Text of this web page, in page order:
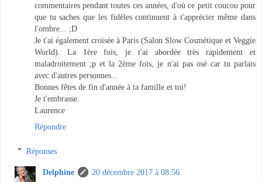
commentaires pendant toutes ces années, d'où ce petit coucou pour
que tu saches que les fidèles continuent à t'apprécier même dans
l'ombre... ;D
Je t'ai également croisée à Paris (Salon Slow Cosmétique et Veggie
World). La 1ère fois, je t'ai abordée très rapidement et
maladroitement ;p et la 2ème fois, je n'ai pas osé car tu parlais
avec d'autres personnes...
Bonnes fêtes de fin d'année à ta famille et toi!
Je t'embrasse.
Laurence
Répondre
Réponses
Delphine
20 décembre 2017 à 08:56